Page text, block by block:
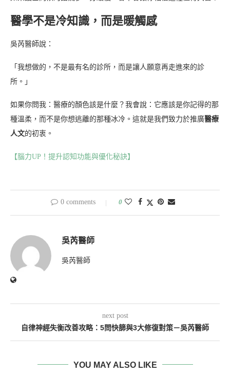
醫學不是冷知識，而是暖觸感
吳芮醫師說：
「我想做的，不是最有名的診所，而是讓人願意再走進來的診
所。」
如果你問我：醫療的顏色該是什麼？我會說：它應該是你記得的那
種溫柔，而不是你想逃離的那種冰冷。這就是我們致力於推廣醫療
人文的初衷。
【腦力UP！提升認知功能與優化秘訣】
0 comments 0
吳芮醫師
吳芮醫師
next post
自律神經失衡改善攻略：5問快篩與3大修復對策－吳芮醫師
YOU MAY ALSO LIKE